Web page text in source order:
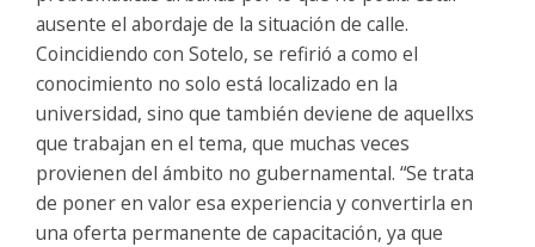
ausente el abordaje de la situación de calle.
Coincidiendo con Sotelo, se refirió a como el
conocimiento no solo está localizado en la
universidad, sino que también deviene de aquellxs
que trabajan en el tema, que muchas veces
provienen del ámbito no gubernamental. “Se trata
de poner en valor esa experiencia y convertirla en
una oferta permanente de capacitación, ya que